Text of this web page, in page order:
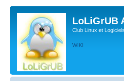
LoLiGrUB
Club Linux et
WIKI